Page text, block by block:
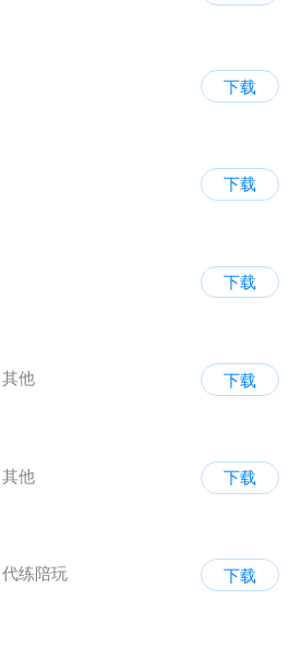
下载
下载
下载
其他
下载
其他
下载
代练陪玩
下载